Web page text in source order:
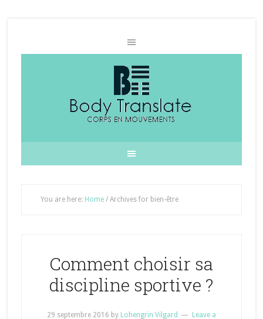
You are here: Home /Archives for bien-être
Comment choisir sa
discipline sportive ?
29 septembre 2016 by Lohengrin Vilgard
Leave a